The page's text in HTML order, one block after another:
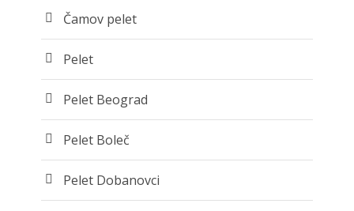
Čamov pelet
Pelet
Pelet Beograd
Pelet Boleč
Pelet Dobanovci